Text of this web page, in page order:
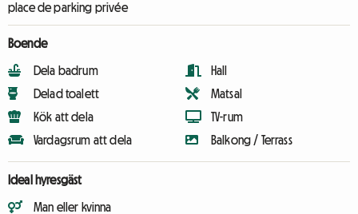
place de parking privée
Boende
Dela badrum
Delad toalett
Kök att dela
Vardagsrum att dela
Hall
Matsal
TV-rum
Balkong / Terrass
Ideal hyresgäst
Man eller kvinna